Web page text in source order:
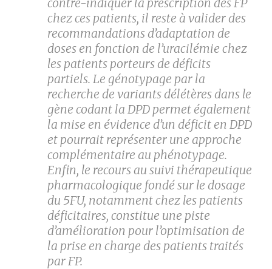
contre-indiquer la prescription des FP
chez ces patients, il reste à valider des
recommandations d’adaptation de
doses en fonction de l’uracilémie chez
les patients porteurs de déficits
partiels. Le génotypage par la
recherche de variants délétères dans le
gène codant la DPD permet également
la mise en évidence d’un déficit en DPD
et pourrait représenter une approche
complémentaire au phénotypage.
Enfin, le recours au suivi thérapeutique
pharmacologique fondé sur le dosage
du 5FU, notamment chez les patients
déficitaires, constitue une piste
d’amélioration pour l’optimisation de
la prise en charge des patients traités
par FP.